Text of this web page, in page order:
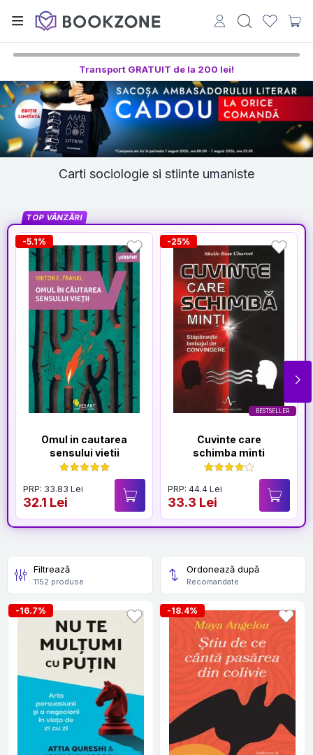
Transport GRATUIT de la 200 lei!
Carti sociologie si stiinte umaniste
TOP VÂNZĂRI
-5.1%
Omul in cautarea
sensului vietii
PRP: 33.83 Lei
32.1 Lei
BESTSELLER
-25%
Cuvinte care
schimba minti
PRP: 44.4 Lei
33.3 Lei
Filtrează
1152 produse
Ordonează după
Recomandate
-16.7% -18.4%